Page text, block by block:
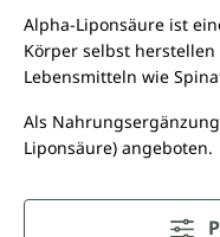
Alpha-Liponsäure ist
Körper selbst
Lebensmitteln wie
Als
Liponsäure) angeboten.